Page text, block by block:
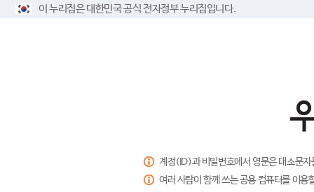
이 누리집은 대한민국 공식 전자정부 누리집입니다.
계정(ID)과 비밀번호에서 영문은 대소문
여러 사람이 함께 쓰는 공용 컴퓨터를 이